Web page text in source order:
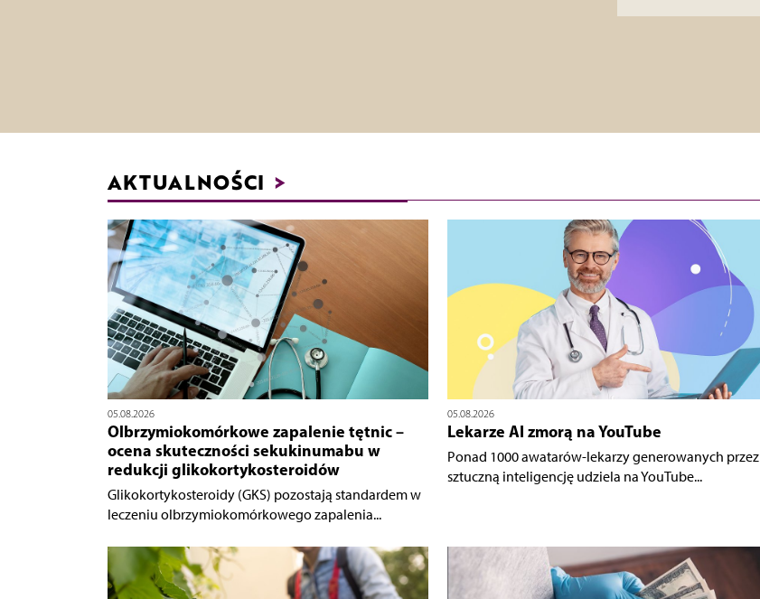
AKTUALNOŚCI >
05.08.2026
Olbrzymiokomórkowe zapalenie tętnic –
ocena skuteczności sekukinumabu w
redukcji glikokortykosteroidów
Glikokortykosteroidy (GKS) pozostają standardem w
leczeniu olbrzymiokomórkowego zapalenia...
05.08.2026
Lekarze AI zmorą na YouTube
Ponad 1000 awatarów-lekarzy generowanych przez
sztuczną inteligencję udziela na YouTube...